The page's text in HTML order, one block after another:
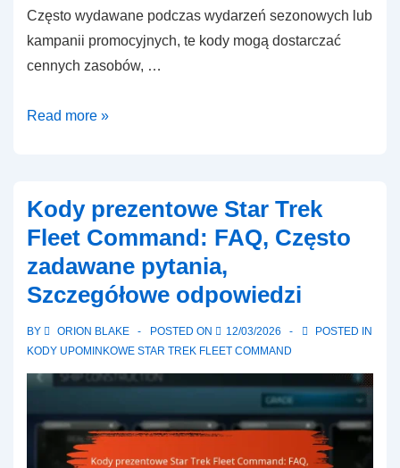
Często wydawane podczas wydarzeń sezonowych lub
kampanii promocyjnych, te kody mogą dostarczać
cennych zasobów, …
Kody
Fleet
Command:
Oferty
sezonowe,
ekskluzywne,
realizacji
Read more »
Kody prezentowe Star Trek
Fleet Command: FAQ, Często
zadawane pytania,
Szczegółowe odpowiedzi
BY ORION BLAKE POSTED ON 12/03/2026
POSTED IN
KODY UPOMINKOWE STAR TREK FLEET COMMAND